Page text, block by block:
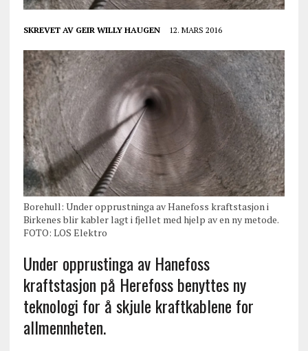
SKREVET AV GEIR WILLY HAUGEN 12. MARS 2016
Borehull: Under opprustninga av Hanefoss kraftstasjon i
Birkenes blir kabler lagt i fjellet med hjelp av en ny metode.
FOTO: LOS Elektro
Under opprustinga av Hanefoss
kraftstasjon på Herefoss benyttes ny
teknologi for å skjule kraftkablene for
allmennheten.